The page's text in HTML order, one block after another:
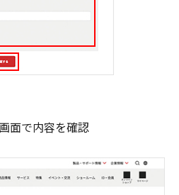
面で内容を確認